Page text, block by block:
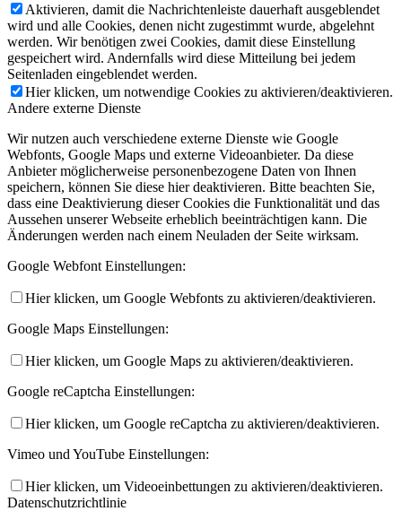
Aktivieren, damit die Nachrichtenleiste dauerhaft ausgeblendet
wird und alle Cookies, denen nicht zugestimmt wurde, abgelehnt
werden. Wir benötigen zwei Cookies, damit diese Einstellung
gespeichert wird. Andernfalls wird diese Mitteilung bei jedem
Seitenladen eingeblendet werden.
Hier klicken, um notwendige Cookies zu aktivieren/deaktivieren.
Andere externe Dienste
Wir nutzen auch verschiedene externe Dienste wie Google
Webfonts, Google Maps und externe Videoanbieter. Da diese
Anbieter möglicherweise personenbezogene Daten von Ihnen
speichern, können Sie diese hier deaktivieren. Bitte beachten Sie,
dass eine Deaktivierung dieser Cookies die Funktionalität und das
Aussehen unserer Webseite erheblich beeinträchtigen kann. Die
Änderungen werden nach einem Neuladen der Seite wirksam.
Google Webfont Einstellungen:
Hier klicken, um Google Webfonts zu aktivieren/deaktivieren.
Google Maps Einstellungen:
Hier klicken, um Google Maps zu aktivieren/deaktivieren.
Google reCaptcha Einstellungen:
Hier klicken, um Google reCaptcha zu aktivieren/deaktivieren.
Vimeo und YouTube Einstellungen:
Hier klicken, um Videoeinbettungen zu aktivieren/deaktivieren.
Datenschutzrichtlinie